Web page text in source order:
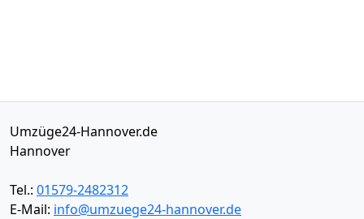
Umzüge24-Hannover.de
Hannover
Tel.: 01579-2482312
E-Mail: info@umzuege24-hannover.de